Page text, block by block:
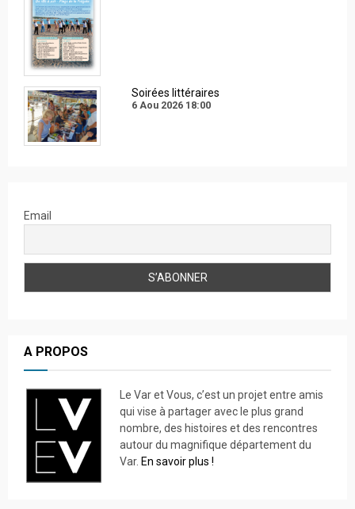
Soirées littéraires
6 Aou 2026 18:00
Email
A PROPOS
Le Var et Vous, c’est un projet entre amis
qui vise à partager avec le plus grand
nombre, des histoires et des rencontres
autour du magnifique département du
Var. En savoir plus !